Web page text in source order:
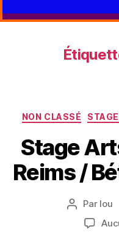
NON CLASSÉ
Stage
Reims /
Par lou